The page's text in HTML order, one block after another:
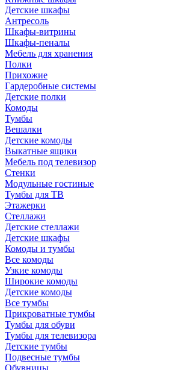
Детские шкафы
Антресоль
Шкафы-витрины
Шкафы-пеналы
Мебель для хранения
Полки
Прихожие
Гардеробные системы
Детские полки
Комоды
Тумбы
Вешалки
Детские комоды
Выкатные ящики
Мебель под телевизор
Стенки
Модульные гостиные
Тумбы для ТВ
Этажерки
Стеллажи
Детские стеллажи
Детские шкафы
Комоды и тумбы
Все комоды
Узкие комоды
Широкие комоды
Детские комоды
Все тумбы
Прикроватные тумбы
Тумбы для обуви
Тумбы для телевизора
Детские тумбы
Подвесные тумбы
Обувницы